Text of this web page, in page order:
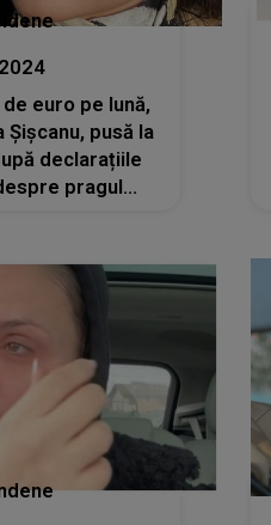
euro pe lună,
pusă la
declarațiile
pragul